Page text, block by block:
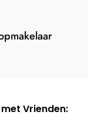
Je
Vrienden: